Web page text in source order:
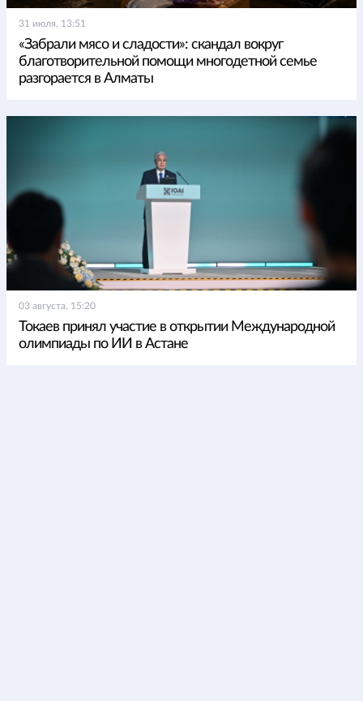
31 июля, 13:51
«Забрали мясо и сладости»: скандал вокруг
благотворительной помощи многодетной семье
разгорается в Алматы
03 августа, 15:20
Токаев принял участие в открытии Международной
олимпиады по ИИ в Астане